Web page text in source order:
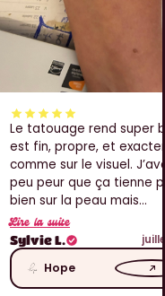
Le tatouage rend super
est fin, propre, et
comme sur le visuel.
peu peur que ça tienne
bien sur la peau mais
franchement ça tient
bien. J’ai eu pas mal de
compliments aussi, donc
grave contente. Merci !
Lire la suite
Sylvie L.
Hope